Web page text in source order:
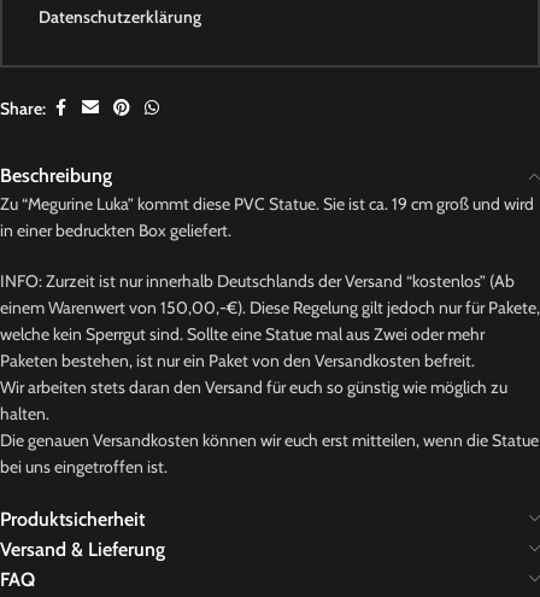
Datenschutzerklärung
Share:
Beschreibung
Zu “Megurine Luka” kommt diese PVC Statue. Sie ist ca. 19 cm groß und wird
in einer bedruckten Box geliefert.
INFO: Zurzeit ist nur innerhalb Deutschlands der Versand “kostenlos” (Ab
einem Warenwert von 150,00,-€). Diese Regelung gilt jedoch nur für Pakete,
welche kein Sperrgut sind. Sollte eine Statue mal aus Zwei oder mehr
Paketen bestehen, ist nur ein Paket von den Versandkosten befreit.
Wir arbeiten stets daran den Versand für euch so günstig wie möglich zu
halten.
Die genauen Versandkosten können wir euch erst mitteilen, wenn die Statue
bei uns eingetroffen ist.
Produktsicherheit
Versand & Lieferung
FAQ